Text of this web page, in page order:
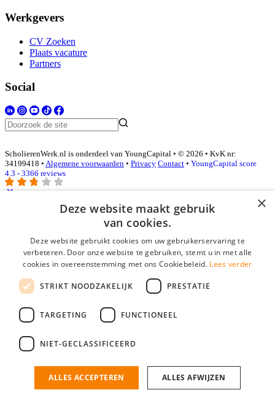
Werkgevers
CV Zoeken
Plaats vacature
Partners
Social
ScholierenWerk.nl is onderdeel van YoungCapital • © 2026 • KvK nr:
34199418 • Algemene voorwaarden • Privacy Contact • YoungCapital score
4.3 - 3366 reviews
Inloggen als bedrijf
E-mail*
Wachtwoord
login gegevens onthouden
login
Bedrijf aanmelden
nieuwe collega/werknemer zo gevonden!
×
Deze website maakt gebruik
van cookies.
Deze website gebruikt cookies om uw gebruikerservaring te
verbeteren. Door onze website te gebruiken, stemt u in met alle
cookies in overeenstemming met ons Cookiebeleid. Lees verder
STRIKT NOODZAKELIJK PRESTATIE
TARGETING FUNCTIONEEL
NIET-GECLASSIFICEERD
ALLES ACCEPTEREN ALLES AFWIJZEN